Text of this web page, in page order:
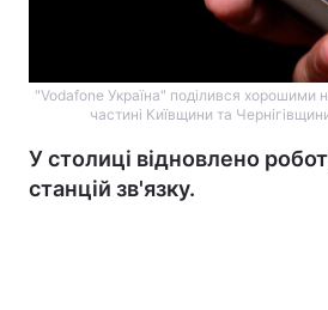
"Vodafone Україна" поділився хорошими
частині Київщини та
У столиці відновлено
станцій зв'язку.